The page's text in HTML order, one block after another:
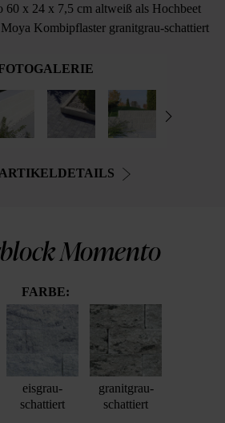
60 x 24 x 7,5 cm altweiß als Hochbeet
Kombipflaster granitgrau-schattiert
Momento
FARBE:
eisgrau-
schattiert
granitgrau-
schattiert